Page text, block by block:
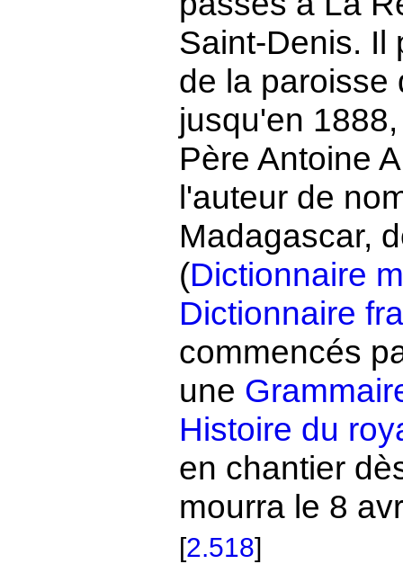
Saint-Denis. Il
de la paroisse
jusqu'en
Père Antoine
l'auteur de
Madagascar,
(Dictionnaire
Dictionnaire
commencés
une
Histoire du
en chantier
mourra le 8
[2.518]